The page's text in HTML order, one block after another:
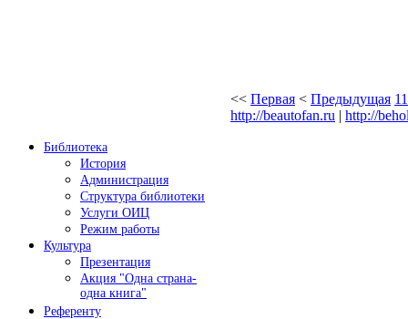
<< Первая < Предыдущая
http://beautofan.ru | http://
Библиотека
История
Администрация
Структура библиотеки
Услуги ОИЦ
Режим работы
Культура
Презентация
Акция "Одна страна-
одна книга"
Референту